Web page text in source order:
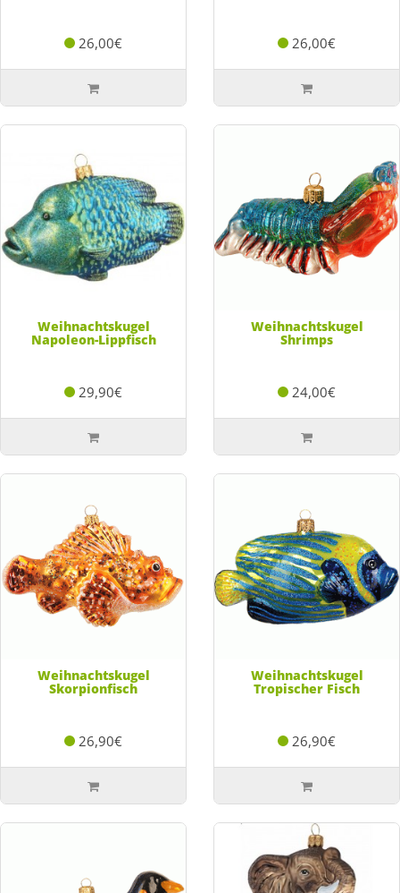
26,00€ 26,00€
Weihnachtskugel
Napoleon-Lippfisch
29,90€
Weihnachtskugel
Shrimps
24,00€
Weihnachtskugel
Skorpionfisch
26,90€
Weihnachtskugel
Tropischer Fisch
26,90€